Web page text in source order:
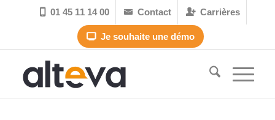
 01 45 11 14 00  Contact Carrières
Je souhaite une démo